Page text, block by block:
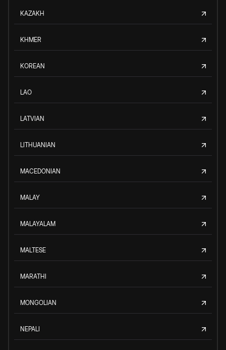
KAZAKH
KHMER
KOREAN
LAO
LATVIAN
LITHUANIAN
MACEDONIAN
MALAY
MALAYALAM
MALTESE
MARATHI
MONGOLIAN
NEPALI